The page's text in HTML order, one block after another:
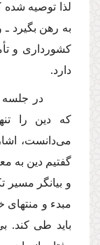
لذا توصیه شده
به رهن بگیرد
كشوردارى و
دارد.
در جلسه
كه دین را
مى‌دانست،
گفتیم دین به
و بیانگر مسیر
مبدء و
باید طى كند.